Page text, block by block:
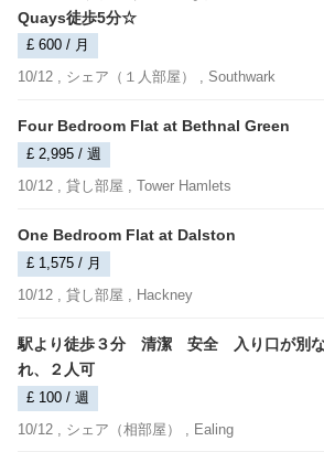
Quays徒歩5分☆
£ 600 / 月
10/12 , シェア（１人部屋） , Southwark
Four Bedroom Flat at Bethnal Green
£ 2,995 / 週
10/12 , 貸し部屋 , Tower Hamlets
One Bedroom Flat at Dalston
£ 1,575 / 月
10/12 , 貸し部屋 , Hackney
駅より徒歩３分 清潔 安全 入り口が別
れ、２人可
£ 100 / 週
10/12 , シェア（相部屋） , Ealing